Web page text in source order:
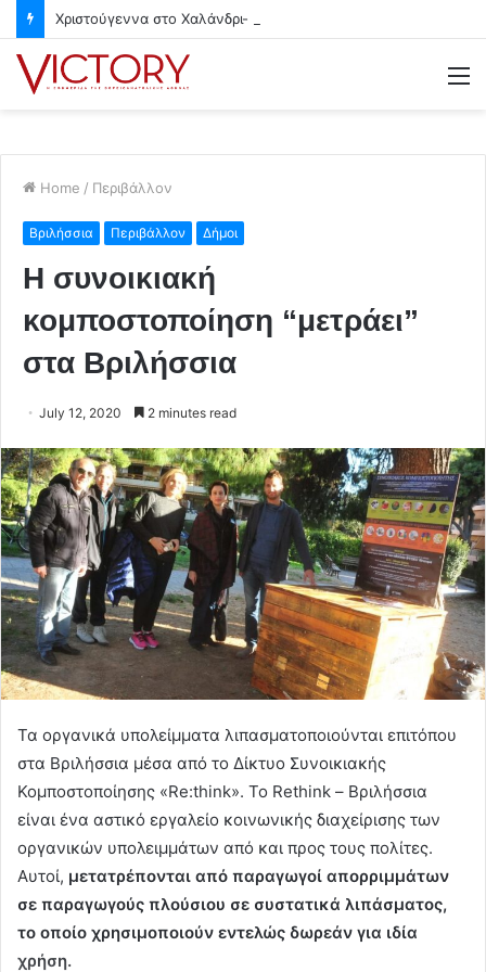
Home / Περιβάλλον
Βριλήσσια Περιβάλλον Δήμοι
Η συνοικιακή
κομποστοποίηση “μετράει”
στα Βριλήσσια
July 12, 2020 2 minutes read
Τα οργανικά υπολείμματα λιπασματοποιούνται επιτόπου
στα Βριλήσσια μέσα από το Δίκτυο Συνοικιακής
Κομποστοποίησης «Re:think». Το Rethink – Βριλήσσια
είναι ένα αστικό εργαλείο κοινωνικής διαχείρισης των
οργανικών υπολειμμάτων από και προς τους πολίτες.
Αυτοί, μετατρέπονται από παραγωγοί απορριμμάτων
σε παραγωγούς πλούσιου σε συστατικά λιπάσματος,
το οποίο χρησιμοποιούν εντελώς δωρεάν για ιδία
χρήση.